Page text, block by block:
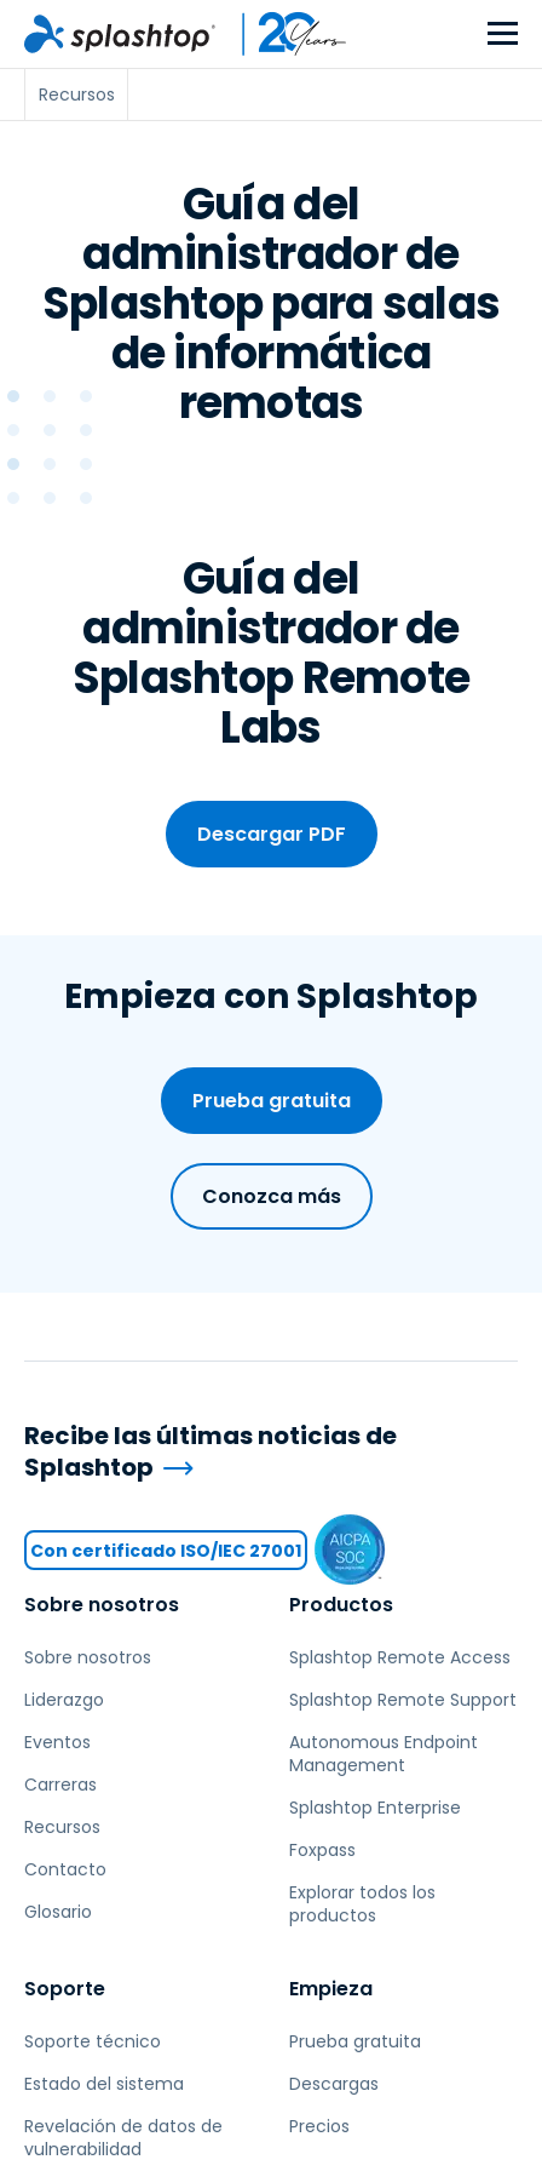
Recursos
Guía del
administrador de
Splashtop para salas
de informática
remotas
Guía del
administrador de
Splashtop Remote
Labs
Descargar PDF
Empieza con Splashtop
Prueba gratuita
Conozca más
Sobre nosotros
Sobre nosotros
Liderazgo
Eventos
Carreras
Recursos
Contacto
Glosario
Productos
Splashtop Remote Access
Splashtop Remote Support
Autonomous Endpoint
Management
Splashtop Enterprise
Foxpass
Explorar todos los
productos
Soporte
Soporte técnico
Estado del sistema
Revelación de datos de
vulnerabilidad
Empieza
Prueba gratuita
Descargas
Precios
Recibe las últimas noticias de
Splashtop
Con certificado ISO/IEC 27001